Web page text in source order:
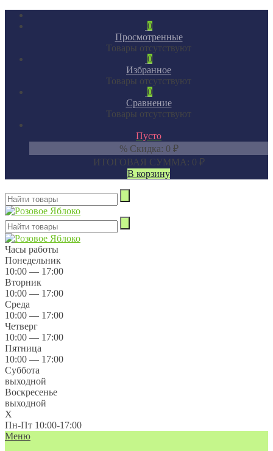
0
Просмотренные
Товары отсутствуют
0
Избранное
Товары отсутствуют
0
Сравнение
Товары отсутствуют
Пусто
% Скидка: 0 ₽
ИТОГОВАЯ СУММА: 0 ₽
В корзину
Часы работы
Понедельник
10:00 — 17:00
Вторник
10:00 — 17:00
Среда
10:00 — 17:00
Четверг
10:00 — 17:00
Пятница
10:00 — 17:00
Суббота
выходной
Воскресенье
выходной
X
Пн-Пт 10:00-17:00
Меню